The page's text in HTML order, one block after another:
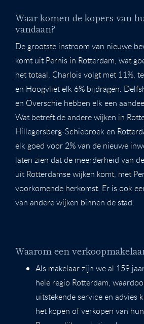
Waar komen de kopers van
vandaan?
De grootste instroom van nieuwe
komt uit Pernis in Rotterdam, wat
het totaal. Charlois volgt met 11%,
en Hoogvliet elk 6% bijdragen.
en Overschie hebben elk een
Wat betreft de andere wijken in
Hillegersberg-Schiebroek en
elk goed voor 2% van de nieuwe
laten zien dat de meerderheid van
uit Rotterdamse wijken komt, met
voorkomende herkomst. Er is ook
van andere wijken binnen de stad.
Waarom een
Als makelaar zijn we al 159
hele regio Rotterdam,
uitstekende service en advies
het kopen of verkopen van